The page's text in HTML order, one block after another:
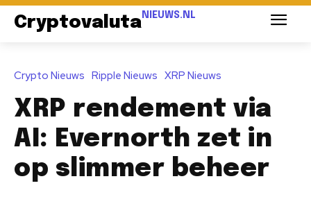
Cryptovaluta NIEUWS.NL
Crypto Nieuws Ripple Nieuws XRP Nieuws
XRP rendement via
AI: Evernorth zet in
op slimmer beheer